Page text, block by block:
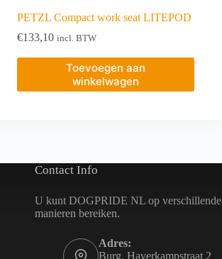
PETZL Compact work seat LITEPOD
€133,10 incl. BTW
Toevoegen aan
winkelwagen
Contact Info
U kunt DOGPRIDE NL op verschillende
manieren bereiken.
Adres:
Burg. Haverkampstraat 2